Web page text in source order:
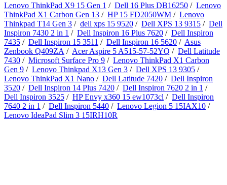
Lenovo ThinkPad X9 15 Gen 1 / Dell 16 Plus DB16250 / Lenovo
ThinkPad X1 Carbon Gen 13 / HP 15 FD2050WM / Lenovo
Thinkpad T14 Gen 3 / dell xps 15 9520 / Dell XPS 13 9315 / Dell
Inspiron 7430 2 in 1 / Dell Inspiron 16 Plus 7620 / Dell Inspiron
7435 / Dell Inspiron 15 3511 / Dell Inspiron 16 5620 / Asus
Zenbook Q409ZA / Acer Aspire 5 A515-57-52YQ / Dell Latitude
7430 / Microsoft Surface Pro 9 / Lenovo ThinkPad X1 Carbon
Gen 9 / Lenovo Thinkpad X13 Gen 3 / Dell XPS 13 9305 /
Lenovo ThinkPad X1 Nano / Dell Latitude 7420 / Dell Inspiron
3520 / Dell Inspiron 14 Plus 7420 / Dell Inspiron 7620 2 in 1 /
Dell Inspiron 3525 / HP Envy x360 15 ew1073cl / Dell Inspiron
7640 2 in 1 / Dell Inspiron 5440 / Lenovo Legion 5 15IAX10 /
Lenovo IdeaPad Slim 3 15IRH10R